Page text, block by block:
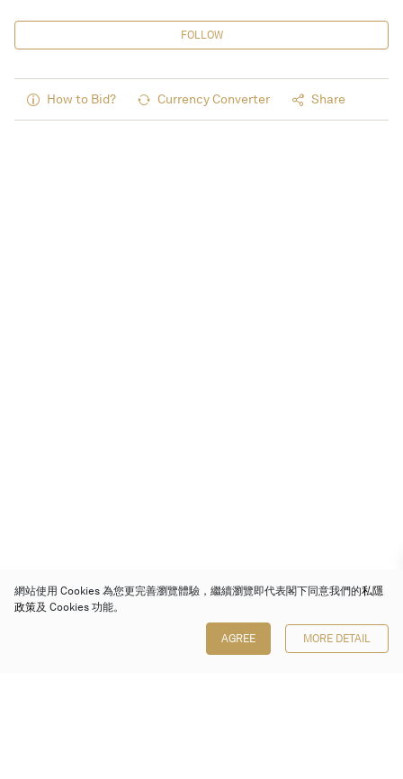
FOLLOW
How to Bid? Currency Converter Share
網站使用 Cookies 為您更完善瀏覽體驗，繼續瀏覽即代表閣下同意我們的私隱
政策及 Cookies 功能。
AGREE MORE DETAIL